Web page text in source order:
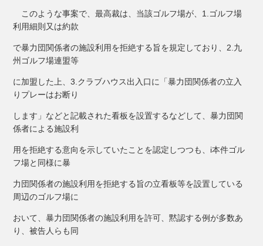
このような事案で、最高裁は、当該ゴルフ場が、1.ゴルフ場
利用細則又は約款
で暴力団関係者の施設利用を拒絶する旨を規定しており、2.九
州ゴルフ場連盟等
に加盟した上、3.クラブハウス出入口に「暴力団関係者の立入
りプレーはお断り
します」などと記載された看板を設置するなどして、暴力団関
係者による施設利
用を拒絶する意向を示していたことを認定しつつも、i本件ゴル
フ場と同様に暴
力団関係者の施設利用を拒絶する旨の立看板等を設置している
周辺のゴルフ場に
おいて、暴力団関係者の施設利用を許可、黙認する例が多数あ
り、被告人らも同